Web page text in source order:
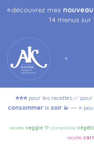
⭐️découvrez mes
14 menus sur
<
⭐️⭐️⭐️pour les recettes ✅ pour
consommer lesoir 💫 — ⭐️
recette veggie💚 compatible
recette